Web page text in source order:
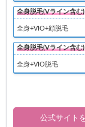
全身脱毛(Vライン含む)
全身+VIO+顔脱毛
全身脱毛(Vライン含む)
全身+VIO脱毛
公式サイト